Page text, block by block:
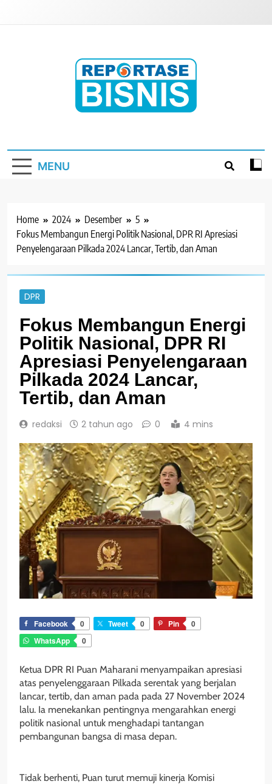
MENU
Home 2024 Desember
5
Fokus Membangun Energi Politik Nasional, DPR RI Apresiasi
Penyelengaraan Pilkada 2024 Lancar, Tertib, dan Aman
DPR
Fokus Membangun Energi
Politik Nasional, DPR RI
Apresiasi Penyelengaraan
Pilkada 2024 Lancar,
Tertib, dan Aman
redaksi 2 tahun ago 0 4 mins
Facebook 0 Tweet 0 Pin
0
WhatsApp
0
Ketua DPR RI Puan Maharani menyampaikan apresiasi
atas penyelenggaraan Pilkada serentak yang berjalan
lancar, tertib, dan aman pada pada 27 November 2024
lalu. Ia menekankan pentingnya mengarahkan energi
politik nasional untuk menghadapi tantangan
pembangunan bangsa di masa depan.
Tidak berhenti, Puan turut memuji kinerja Komisi